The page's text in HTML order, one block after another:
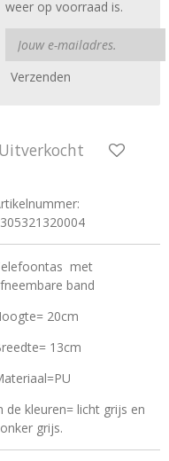
weer op voorraad is.
Verzenden
Uitverkocht
met
band
20cm
13cm
de kleuren= licht grijs en
grijs.